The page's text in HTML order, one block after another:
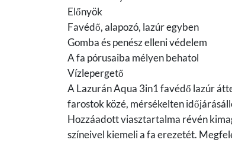
Előnyök
Favédő, alapozó, lazúr egyben
Gomba és penész elleni védelem
A fa pórusaiba mélyen behatol
Vízlepergető
A Lazurán Aqua 3in1 favédő lazúr
farostok közé, mérsékelten
Hozzáadott viasztartalma révén
színeivel kiemeli a fa erezetét.